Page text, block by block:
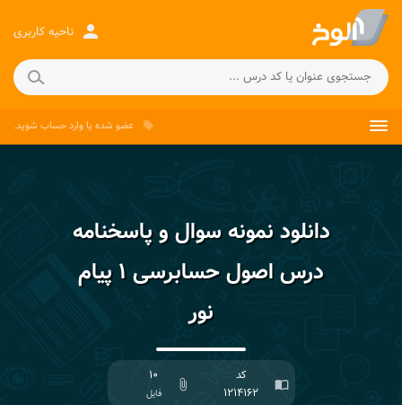
person ناحیه کاربری
local_offer عضو شده یاوارد حساب شوید.
دانلود نمونه سوال و پاسخنامه
درس اصول حسابرسی ۱ پیام
نور
import_contacts
کد
۱۲۱۴۱۶۲
attach_file
۱۰
فایل